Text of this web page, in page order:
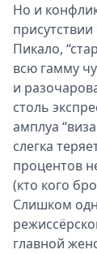
Но и
Пикало,
всю гамму
и
столь
амплуа
слегка
процентов
(кто кого
Слишком
главной